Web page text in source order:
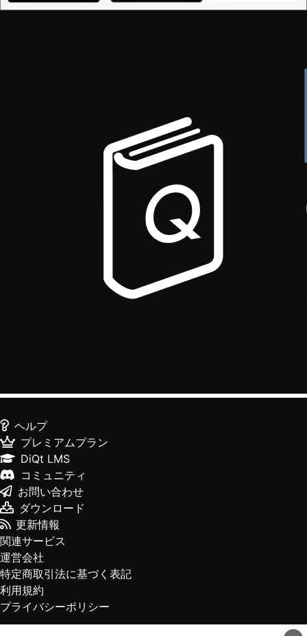
ヘルプ
プレミアムプラン
DiQt LMS
コミュニティ
お問い合わせ
ダウンロード
更新情報
関連サービス
運営会社
特定商取引法に基づく表記
利用規約
プライバシーポリシー